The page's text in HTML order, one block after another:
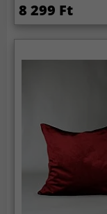
8 299 Ft